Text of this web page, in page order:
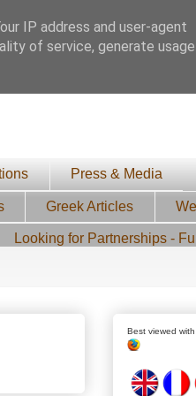
Press & Media
Greek Articles
Looking for Partnerships -
Best viewed with
IP address and user-agent
of service, generate usage